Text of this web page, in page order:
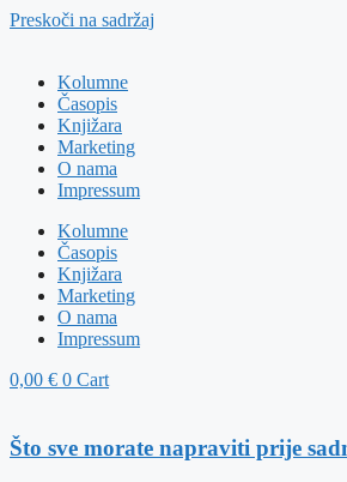
Preskoči na sadržaj
Kolumne
Časopis
Knjižara
Marketing
O nama
Impressum
Kolumne
Časopis
Knjižara
Marketing
O nama
Impressum
0,00 € 0 Cart
Što sve morate napraviti prije